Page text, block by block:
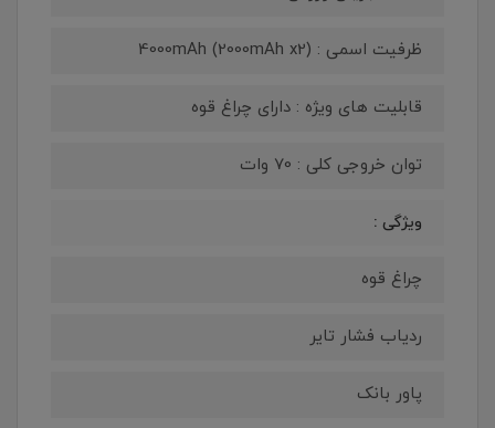
ظرفیت اسمی : 4000mAh (2000mAh x2)
قابلیت های ویژه : دارای چراغ قوه
توان خروجی کلی : 70 وات
ویژگی :
چراغ قوه
ردیاب فشار تایر
پاور بانک